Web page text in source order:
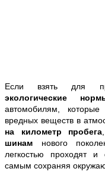
Если взять для
экологические
автомобилям,
вредных веществ в
на километр пробега
шинам нового
легкостью проходят и
самым сохраняя